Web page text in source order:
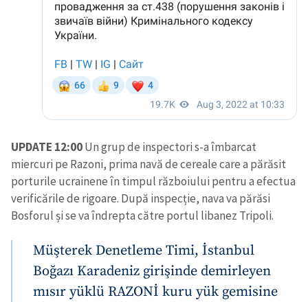
UPDATE 12:00Un grup de inspectori s-a îmbarcat
miercuri pe Razoni, prima navă de cereale care a părăsit
porturile ucrainene în timpul războiului pentru a efectua
verificările de rigoare. După inspecție, nava va părăsi
Bosforul și se va îndrepta către portul libanez Tripoli.
Müşterek Denetleme Timi, İstanbul
Boğazı Karadeniz girişinde demirleyen
mısır yüklü RAZONİ kuru yük gemisine